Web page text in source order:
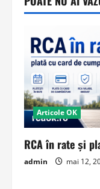
Articole OK
RCA în rate și
admin mai 12,